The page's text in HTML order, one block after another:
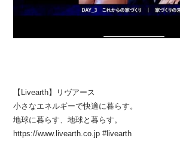
【Livearth】リヴアース
小さなエネルギーで快適に暮らす。
地球に暮らす、地球と暮らす。
https://www.livearth.co.jp #livearth